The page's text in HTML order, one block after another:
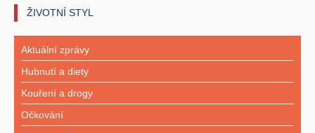
ŽIVOTNÍ STYL
Aktuální zprávy
Hubnutí a diety
Kouření a drogy
Očkování